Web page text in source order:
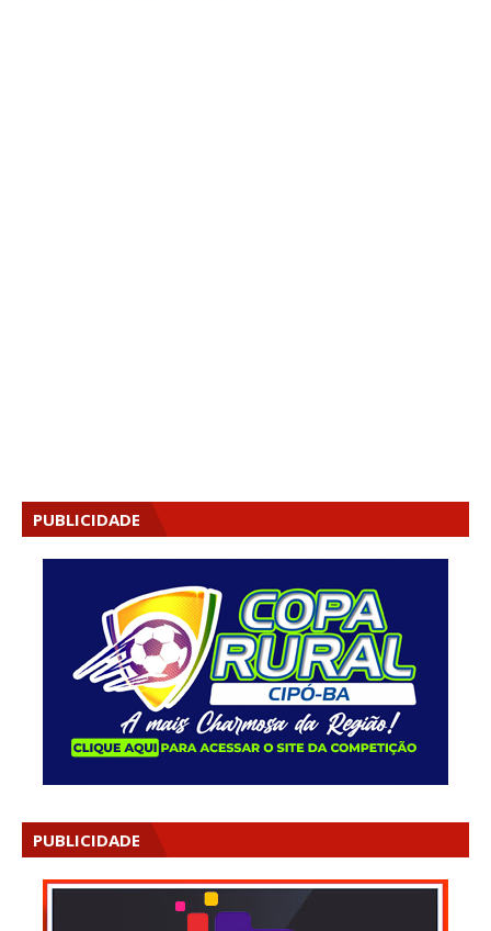
PUBLICIDADE
PUBLICIDADE